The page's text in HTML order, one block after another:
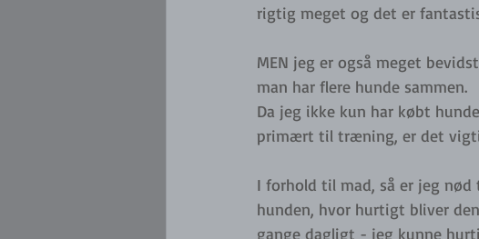
rigtig meget og det er
MEN jeg er også meget
man har flere hunde sammen.
Da jeg ikke kun har købt
primært til træning, er det
I forhold til mad, så er jeg
hunden, hvor hurtigt bliver
gange dagligt - jeg kunne